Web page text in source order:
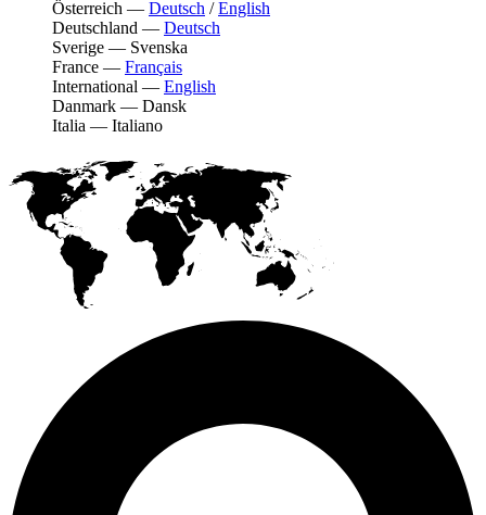
Österreich — Deutsch /English
Deutschland — Deutsch
Sverige — Svenska
France — Français
International — English
Danmark — Dansk
Italia — Italiano